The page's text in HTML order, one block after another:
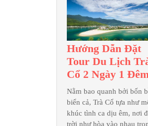
Hướng Dẫn Đặt
Tour Du Lịch
Cổ 2 Ngày 1
Nằm bao quanh bởi bốn
biển cả, Trà Cổ tựa như
khúc tình ca dịu êm, nơi
trời như hòa vào nhau